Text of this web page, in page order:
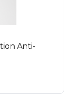
Anti-